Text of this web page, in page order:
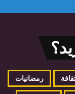
رمضانيات